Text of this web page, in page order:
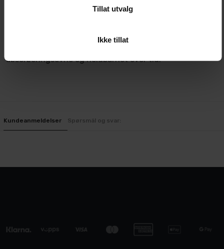
Tillat utvalg
Ikke tillat
redusere klutens effektivitet.
Med riktig vedlikehold beholder mikrofiberkluten sin
absorberingsevne og holdbarhet over tid.
Kundeanmeldelser Spørsmål og svar: